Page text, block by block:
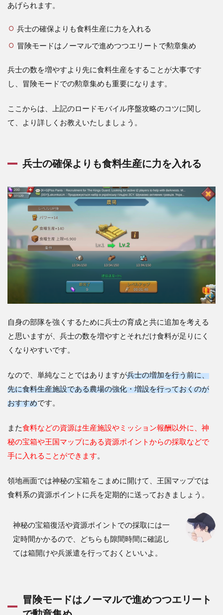
あげられます。
兵士の確保よりも食料生産に力を入れる
冒険モードはノーマルで進めつつエリートで勲章集め
兵士の数を増やすより先に食料生産をすることが大事です
し、冒険モードでの勲章集めも重要になります。
ここからは、上記のロードモバイル序盤攻略のコツに関し
て、より詳しくお教えいたしましょう。
兵士の確保よりも食料生産に力を入れる
自身の部隊を強くするために兵士の育成と共に追加を考える
と思いますが、兵士の数を増やすとそれだけ食料が足りにく
くなりやすいです。
なので、単純なことではありますが兵士の増加を行う前に、
先に食料生産施設である農場の強化・増設を行っておくのが
おすすめです。
また食料などの資源は生産施設やミッション報酬以外に、神
秘の宝箱や王国マップにある資源ポイントからの採取などで
手に入れることができます。
領地画面では神秘の宝箱をこまめに開けて、王国マップでは
食料系の資源ポイントに兵を定期的に送っておきましょう。
神秘の宝箱復活や資源ポイントでの採取には一
定時間かかるので、どちらも隙間時間に確認し
ては箱開けや兵派遣を行っておくといいよ。
冒険モードはノーマルで進めつつエリート